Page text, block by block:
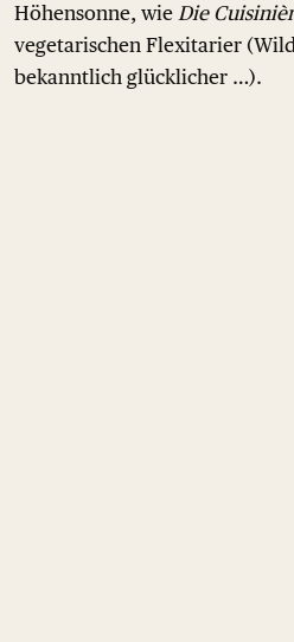
Höhensonne, wie Die
vegetarischen Flexitarier
bekanntlich glücklicher …).